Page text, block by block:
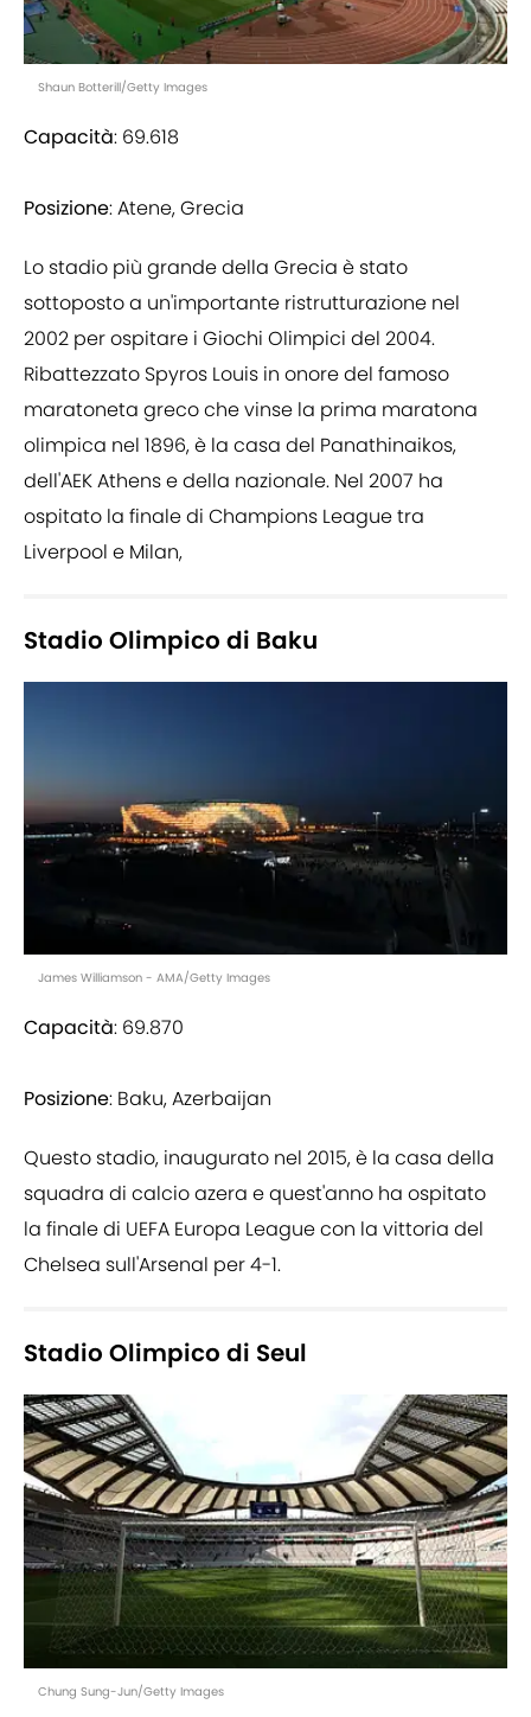
Shaun Botterill/Getty Images
Capacità: 69.618
Posizione: Atene, Grecia
Lo stadio più grande della Grecia è stato
sottoposto a un'importante ristrutturazione nel
2002 per ospitare i Giochi Olimpici del 2004.
Ribattezzato Spyros Louis in onore del famoso
maratoneta greco che vinse la prima maratona
olimpica nel 1896, è la casa del Panathinaikos,
dell'AEK Athens e della nazionale. Nel 2007 ha
ospitato la finale di Champions League tra
Liverpool e Milan,
Stadio Olimpico di Baku
James Williamson - AMA/Getty Images
Capacità: 69.870
Posizione: Baku, Azerbaijan
Questo stadio, inaugurato nel 2015, è la casa della
squadra di calcio azera e quest'anno ha ospitato
la finale di UEFA Europa League con la vittoria del
Chelsea sull'Arsenal per 4-1.
Stadio Olimpico di Seul
Chung Sung-Jun/Getty Images